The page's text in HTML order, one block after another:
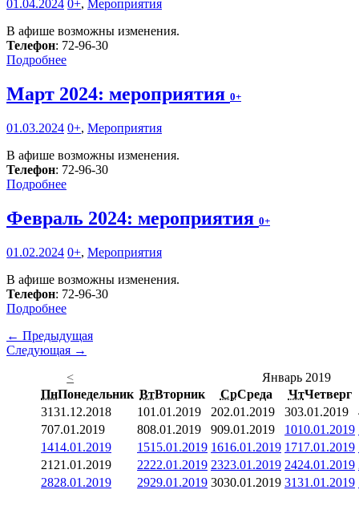
01.04.2024 0+, Мероприятия
В афише возможны изменения.
Телефон: 72-96-30
Подробнее
Март 2024: мероприятия 0+
01.03.2024 0+, Мероприятия
В афише возможны изменения.
Телефон: 72-96-30
Подробнее
Февраль 2024: мероприятия 0+
01.02.2024 0+, Мероприятия
В афише возможны изменения.
Телефон: 72-96-30
Подробнее
← Предыдущая
Следующая →
<
Январь 2019
ПнПонедельник ВтВторник СрСреда ЧтЧетверг
3131.12.2018 101.01.2019 202.01.2019 303.01.2019
707.01.2019 808.01.2019 909.01.2019 1010.01.2019
1414.01.2019 1515.01.2019 1616.01.2019 1717.01.2019
21 21.01.2019 2222.01.2019 2323.01.2019 2424.01.2019
2828.01.2019 2929.01.2019 3030.01.2019 3131.01.2019